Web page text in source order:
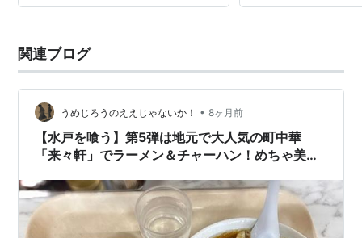
関連ブログ
うめじろうのええじゃないか！ • 8ヶ月前
【水戸を喰う】第5弾は地元で大人気の町中華
「来々軒」でラーメン＆チャーハン！めちゃ美味